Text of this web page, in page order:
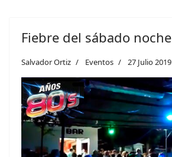
Fiebre del sábado noche
Salvador Ortiz Eventos 27 Julio 2019